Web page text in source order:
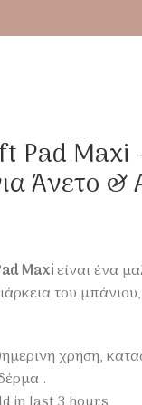
Pad Maxi
Άνετο &
Maxiείναι ένα
του
χρήση,
.